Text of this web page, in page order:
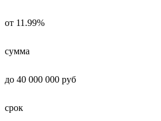
от 11.99%
сумма
до 40 000 000 руб
срок